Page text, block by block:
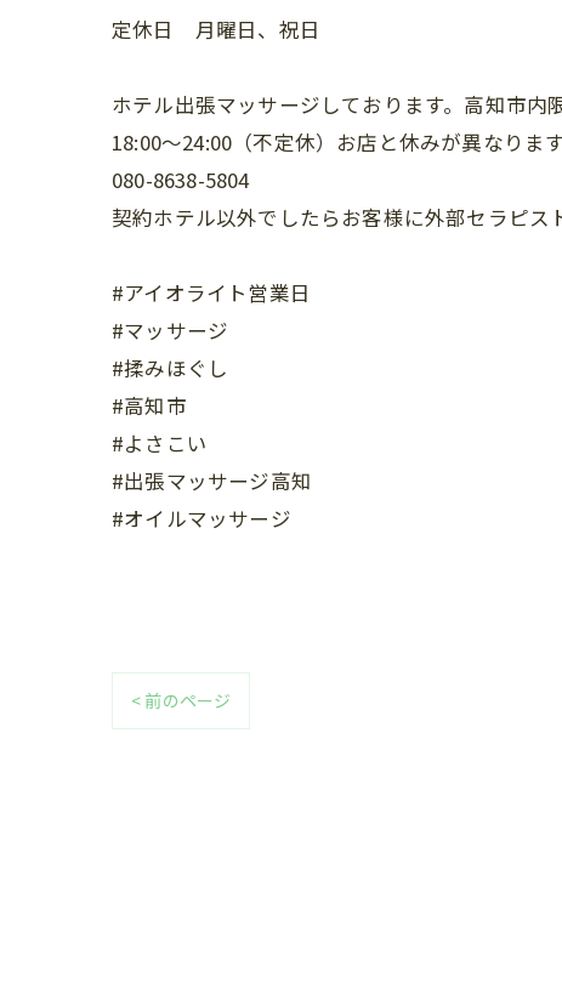
定休日 月曜日、祝日
ホテル出張マッサージしております。高知市内
18:00〜24:00（不定休）お店と休みが異なります
080-8638-5804
契約ホテル以外でしたらお客様に外部セラピス
#アイオライト営業日
#マッサージ
#揉みほぐし
#高知市
#よさこい
#出張マッサージ高知
#オイルマッサージ
< 前のページ